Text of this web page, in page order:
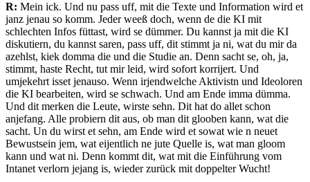
R: Mein ick. Und nu pass uff, mit die Texte und Information wird et
janz jenau so komm. Jeder weeß doch, wenn de die KI mit
schlechten Infos füttast, wird se dümmer. Du kannst ja mit die KI
diskutiern, du kannst saren, pass uff, dit stimmt ja ni, wat du mir da
azehlst, kiek domma die und die Studie an. Denn sacht se, oh, ja,
stimmt, haste Recht, tut mir leid, wird sofort korrijert. Und
umjekehrt isset jenauso. Wenn irjendwelche Aktivistn und Ideoloren
die KI bearbeiten, wird se schwach. Und am Ende imma dümma.
Und dit merken die Leute, wirste sehn. Dit hat do allet schon
anjefang. Alle probiern dit aus, ob man dit glooben kann, wat die
sacht. Un du wirst et sehn, am Ende wird et sowat wie n neuet
Bewustsein jem, wat eijentlich ne jute Quelle is, wat man gloom
kann und wat ni. Denn kommt dit, wat mit die Einführung vom
Intanet verlorn jejang is, wieder zurück mit doppelter Wucht!